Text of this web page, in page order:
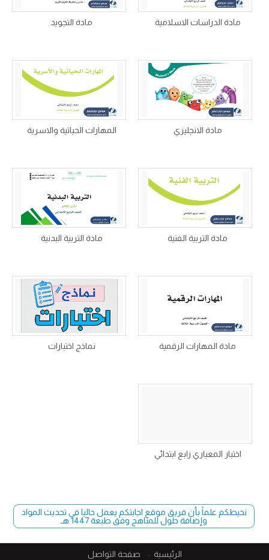
مادة الدراسات الاسلامية مادة التجويد
مادة الانجليزي المهارات الحياتية والاسرية
مادة التربية الفنية مادة التربية البدنية
مادة المهارات الرقمية نماذج اختبارات
اختبار المعياري رابع ابتدائي
نحيطكم علماً بأن فريق موقع اجابتكم يعمل حاليا في تحديث المواد
وإضافة حلول للمناهج وفق طبعة 1447 هـ
الرئيسية صفحة التواصل